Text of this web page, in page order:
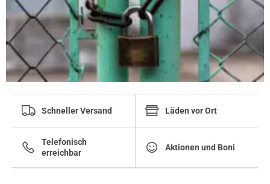
Schneller Versand Läden vor Ort
Telefonisch
erreichbar
Aktionen und Boni